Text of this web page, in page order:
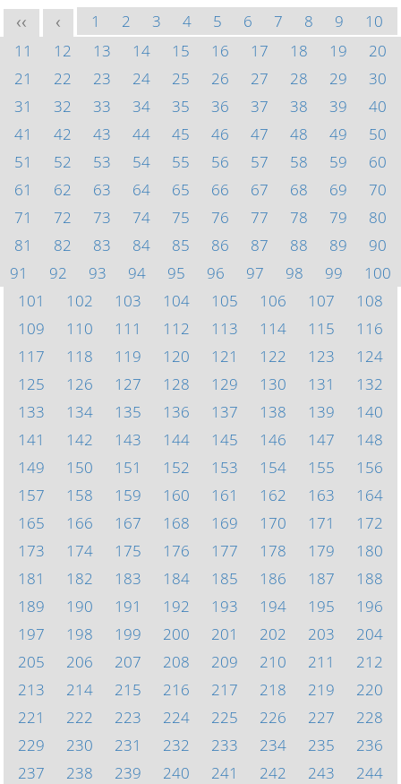
<< < 1 2 3 4 5 6 7 8 9
10
11
12 13 14 15 16 17 18 19
20
21
22 23 24 25 26 27 28 29
30
31
32 33 34 35 36 37 38 39
40
41
42 43 44 45 46 47 48 49
50
51
52 53 54 55 56 57 58 59
60
61
62 63 64 65 66 67 68 69
70
71
72 73 74 75 76 77 78 79
80
81
82 83 84 85 86 87 88 89
90
91
92 93 94 95 96 97 98 99
100
101
102 103 104 105 106 107
108
109
110 111 112 113 114 115
116
117
118 119 120 121 122 123
124
125
126 127 128 129 130 131
132
133
134 135 136 137 138 139
140
141
142 143 144 145 146 147
148
149
150 151 152 153 154 155
156
157
158 159 160 161 162 163
164
165
166 167 168 169 170 171
172
173
174 175 176 177 178 179
180
181
182 183 184 185 186 187
188
189
190 191 192 193 194 195
196
197
198 199 200 201 202 203
204
205
206 207 208 209 210 211
212
213
214 215 216 217 218 219
220
221
222 223 224 225 226 227
228
229
230 231 232 233 234 235
236
237
238 239 240 241 242 243
244